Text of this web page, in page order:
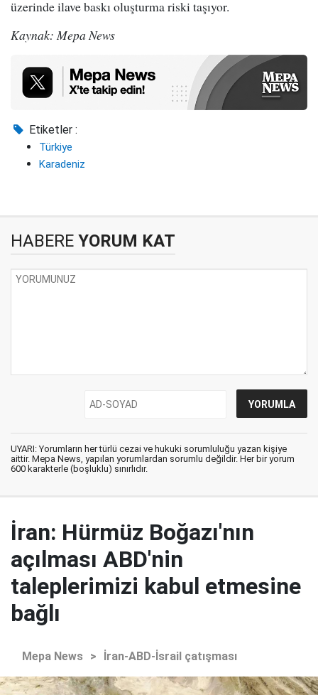
üzerinde ilave baskı oluşturma riski taşıyor.
Kaynak: Mepa News
Etiketler :
Türkiye
Karadeniz
HABERE YORUM KAT
UYARI: Yorumların her türlü cezai ve hukuki sorumluluğu yazan kişiye
aittir. Mepa News, yapılan yorumlardan sorumlu değildir. Her bir yorum
600 karakterle (boşluklu) sınırlıdır.
İran: Hürmüz Boğazı'nın
açılması ABD'nin
taleplerimizi kabul etmesine
bağlı
Mepa News > İran-ABD-İsrail çatışması